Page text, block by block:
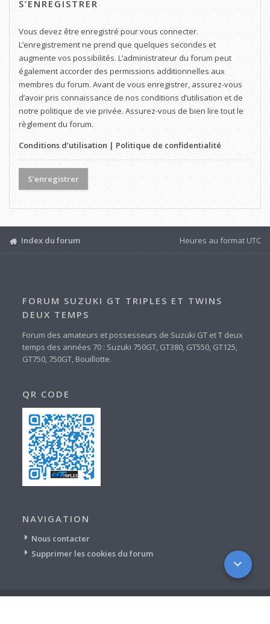
S’ENREGISTRER
Vous devez être enregistré pour vous connecter.
L’enregistrement ne prend que quelques secondes et
augmente vos possibilités. L’administrateur du forum peut
également accorder des permissions additionnelles aux
membres du forum. Avant de vous enregistrer, assurez-vous
d’avoir pris connaissance de nos conditions d’utilisation et de
notre politique de vie privée. Assurez-vous de bien lire tout le
règlement du forum.
Conditions d’utilisation | Politique de confidentialité
S’enregistrer
Index du forum Heures au format UTC
FORUM SUZUKI GT TRIPLES ET TWINS
DEUX TEMPS
Forum des amateurs et possesseurs de Suzuki GT et T deux
temps des années 70 : Suzuki 750GT, GT380, GT550, GT125,
GT750, 750GT, Bouillotte.
QR CODE
NAVIGATION
Nous contacter
Supprimer les cookies du forum